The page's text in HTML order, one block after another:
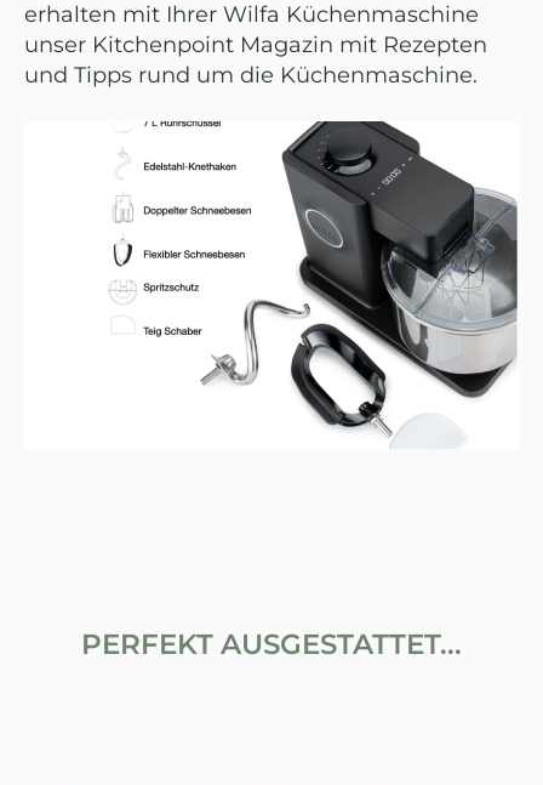
erhalten mit Ihrer Wilfa Küchenmaschine
unser Kitchenpoint Magazin mit Rezepten
und Tipps rund um die Küchenmaschine.
PERFEKT AUSGESTATTET...